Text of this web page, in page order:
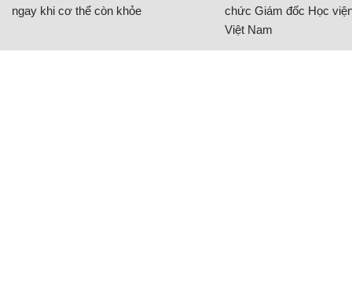
ngay khi cơ thể còn khỏe
chức Giám đốc Học
Việt Nam